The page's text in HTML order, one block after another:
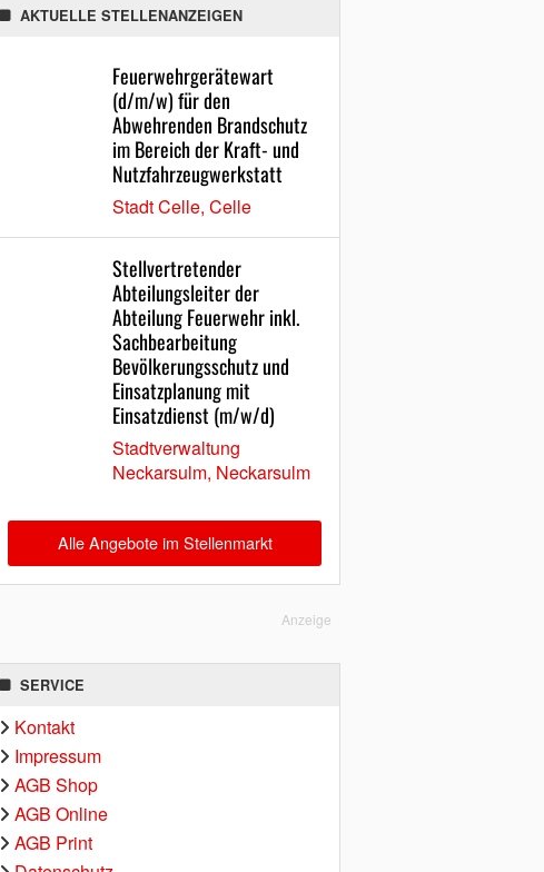
AKTUELLE STELLENANZEIGEN
Feuerwehrgerätewart
(d/m/w) für den
Abwehrenden Brandschutz
im Bereich der Kraft- und
Nutzfahrzeugwerkstatt
Stadt Celle, Celle
Stellvertretender
Abteilungsleiter der
Abteilung Feuerwehr inkl.
Sachbearbeitung
Bevölkerungsschutz und
Einsatzplanung mit
Einsatzdienst (m/w/d)
Stadtverwaltung
Neckarsulm, Neckarsulm
Alle Angebote im Stellenmarkt
Anzeige
SERVICE
Kontakt
Impressum
AGB Shop
AGB Online
AGB Print